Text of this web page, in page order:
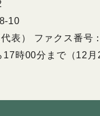
10
表） ファクス番号
時00分まで（12月